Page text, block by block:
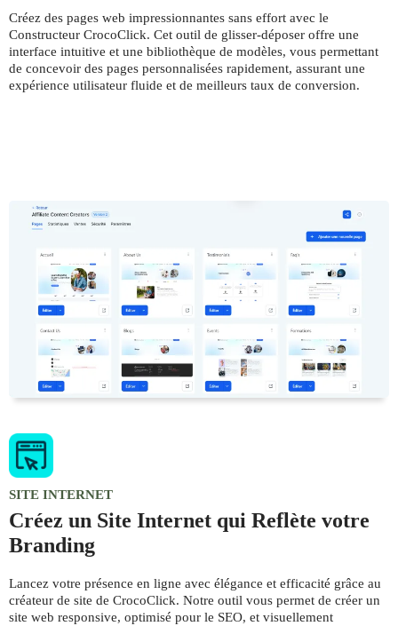
Créez des pages web impressionnantes sans effort avec le
Constructeur CrocoClick. Cet outil de glisser-déposer offre une
interface intuitive et une bibliothèque de modèles, vous permettant
de concevoir des pages personnalisées rapidement, assurant une
expérience utilisateur fluide et de meilleurs taux de conversion.
SITE INTERNET
Créez un Site Internet qui Reflète votre
Branding
Lancez votre présence en ligne avec élégance et efficacité grâce au
créateur de site de CrocoClick. Notre outil vous permet de créer un
site web responsive, optimisé pour le SEO, et visuellement